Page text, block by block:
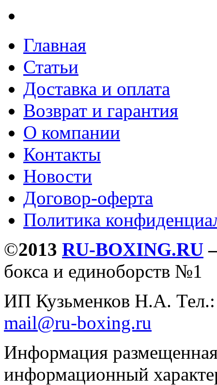
Главная
Статьи
Доставка и оплата
Возврат и гарантия
О компании
Контакты
Новости
Договор-оферта
Политика
©2013 RU-BOXING.RU
бокса и единоборств №1
ИП Кузьменков Н.А.
mail@ru-boxing.ru
Информация
информационный